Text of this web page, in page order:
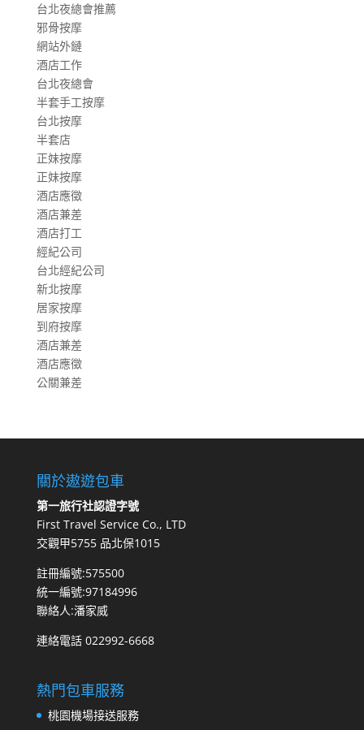
台北夜總會推薦
邪骨按摩
網站外鏈
酒店工作
台北夜總會
半套手工按摩
台北按摩
半套店
正妹按摩
正妹按摩
酒店應徵
酒店兼差
酒店打工
經紀公司
台北經紀公司
新北按摩
居家按摩
到府按摩
酒店兼差
酒店應徵
公關兼差
關於遨遊包車
第一旅行社認證字號
First Travel Service Co., LTD
交觀甲5755 品北保1015
註冊編號:575500
統一編號:97184996
聯絡人:潘家威
連絡電話 022992-6668
熱門包車服務
桃園機場接送服務